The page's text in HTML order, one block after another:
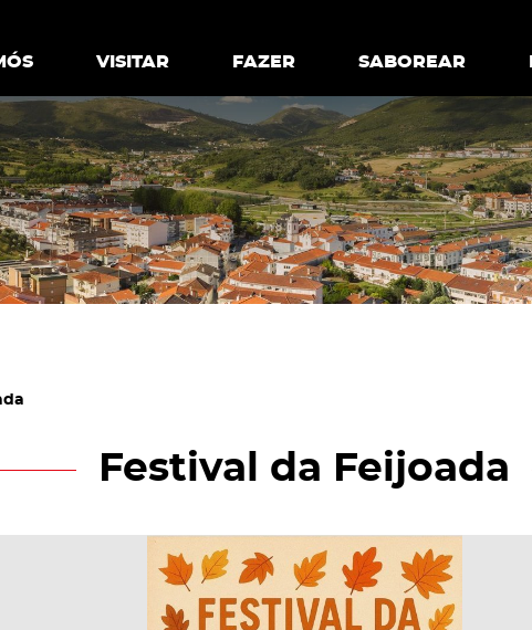
PORTO DE MÓS
VISITAR FAZER SABOREAR
VISITAR FAZER SABOREAR
Festival da Feijoada